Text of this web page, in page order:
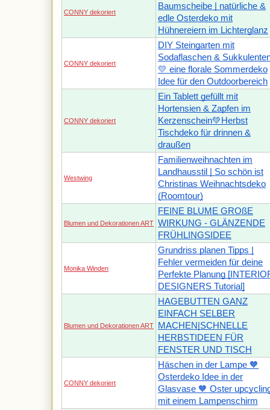
CONNY dekoriert
Baumscheibe | natürliche &
edle Osterdeko mit
Hühnereiern im Lichterglanz
CONNY dekoriert
DIY Steingarten mit
Sodaflaschen &
💛 eine florale Sommerdeko
Idee für den Outdoorbereich
CONNY dekoriert
Ein Tablett gefüllt mit
Hortensien & Zapfen im
Kerzenschein💚Herbst
Tischdeko für drinnen &
draußen
Westwing
Familienweihnachten im
Landhausstil | So schön ist
Christinas Weihnachtsdeko
(Roomtour)
Blumen und Dekorationen ART
FEINE BLUME GROßE
WIRKUNG - GLÄNZENDE
FRÜHLINGSIDEE
Monika Winden
Grundriss planen Tipps |
Fehler vermeiden für deine
Perfekte Planung
DESIGNERS Tutorial]
Blumen und Dekorationen ART
HAGEBUTTEN GANZ
EINFACH SELBER
MACHEN|SCHNELLE
HERBSTIDEEN FÜR
FENSTER UND TISCH
CONNY dekoriert
Häschen in der Lampe 🧡
Osterdeko Idee in der
Glasvase 🧡 Oster
mit einem Lampenschirm